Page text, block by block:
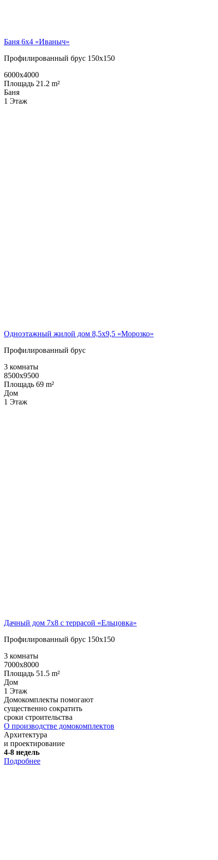
Баня 6х4 «Иваныч»
Профилированный брус 150х150
6000x4000
Площадь 21.2 m²
Баня
1 Этаж
Одноэтажный жилой дом 8,5х9,5 «Морозко»
Профилированный брус
3 комнаты
8500x9500
Площадь 69 m²
Дом
1 Этаж
Дачный дом 7х8 с террасой «Ельцовка»
Профилированный брус 150х150
3 комнаты
7000x8000
Площадь 51.5 m²
Дом
1 Этаж
Домокомплекты помогают
существенно сократить
сроки строительства
О производстве домокомплектов
Архитектура
и проектирование
4-8 недель
Подробнее